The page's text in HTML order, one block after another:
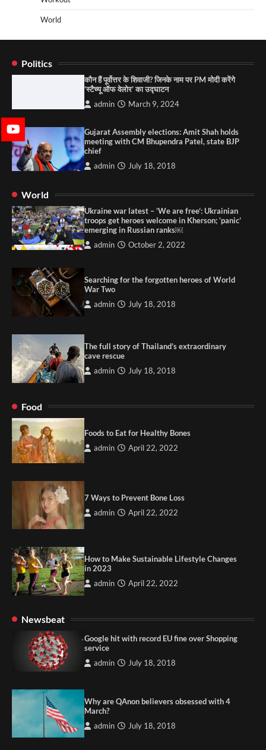
World
Politics
कौन हैं पूर्वोत्तर के शिवाजी? जिनके नाम पर PM मोदी करेंगे
‘स्टैच्यू ऑफ वेलोर’ का उद्घाटन
admin March 9, 2024
Gujarat Assembly elections: Amit Shah holds
meeting with CM Bhupendra Patel, state BJP
chief
admin July 18, 2018
World
Ukraine war latest – ‘We are free’: Ukrainian
troops get heroes welcome in Kherson; ‘panic’
emerging in Russian ranks￼
admin October 2, 2022
Searching for the forgotten heroes of World
War Two
admin July 18, 2018
The full story of Thailand’s extraordinary
cave rescue
admin July 18, 2018
Food
Foods to Eat for Healthy Bones
admin April 22, 2022
7 Ways to Prevent Bone Loss
admin April 22, 2022
How to Make Sustainable Lifestyle Changes
in 2023
admin April 22, 2022
Newsbeat
Google hit with record EU fine over Shopping
service
admin July 18, 2018
Why are QAnon believers obsessed with 4
March?
admin July 18, 2018